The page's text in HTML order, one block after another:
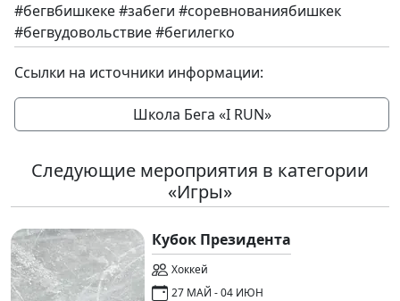
#бегвбишкеке #забеги #соревнованиябишкек
#бегвудовольствие #бегилегко
Ссылки на источники информации:
Школа Бега «I RUN»
Следующие мероприятия в категории
«Игры»
Кубок Президента
Хоккей
27 МАЙ - 04 ИЮН